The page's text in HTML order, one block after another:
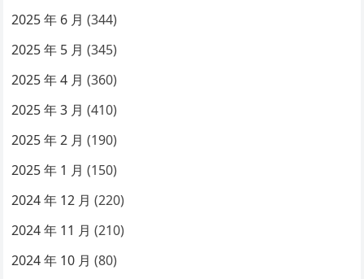
2025 年 6 月 (344)
2025 年 5 月 (345)
2025 年 4 月 (360)
2025 年 3 月 (410)
2025 年 2 月 (190)
2025 年 1 月 (150)
2024 年 12 月 (220)
2024 年 11 月 (210)
2024 年 10 月 (80)